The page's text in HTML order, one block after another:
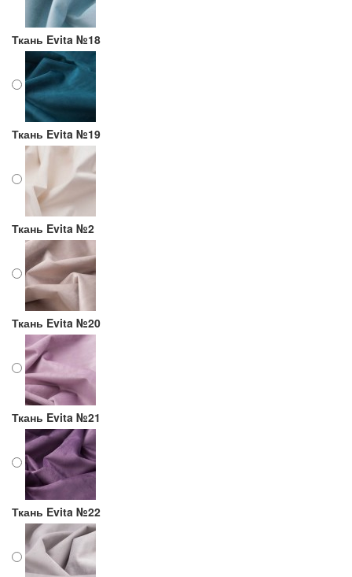
Ткань Evita №18
Ткань Evita №19
Ткань Evita №2
Ткань Evita №20
Ткань Evita №21
Ткань Evita №22